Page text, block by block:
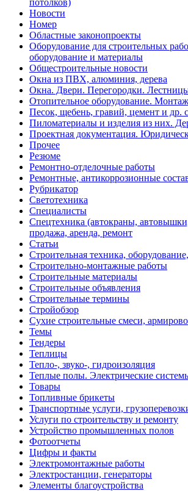
Новости
Номер
Областные законопроекты
Оборудование для строительных
оборудование и материалы
Общестроительные новости
Окна из ПВХ, алюминия, дерева
Окна. Двери. Перегородки.
Отопительное оборудование.
Песок, щебень, гравий, цемент и др.
Пиломатериалы и изделия из них.
Проектная документация.
Прочее
Резюме
Ремонтно-отделочные работы
Ремонтные, антикоррозионные
Рубрикатор
Светотехника
Специалисты
Спецтехника (автокраны,
продажа, аренда, ремонт
Статьи
Строительная техника,
Строительно-монтажные работы
Строительные материалы
Строительные объявления
Строительные термины
Стройобзор
Сухие строительные смеси,
Темы
Тендеры
Теплицы
Тепло-, звуко-, гидроизоляция
Теплые полы. Электрические
Товары
Топливные брикеты
Транспортные услуги,
Услуги по строительству и ремонту
Устройство промышленных полов
Фотоотчеты
Цифры и факты
Электромонтажные работы
Электростанции, генераторы
Элементы благоустройства